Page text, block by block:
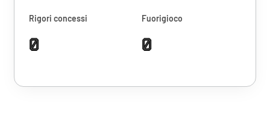
Rigori concessi
0
Fuorigioco
0